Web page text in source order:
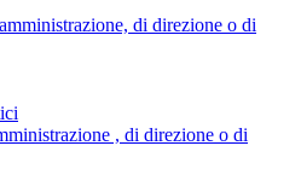
di direzione o di
, di direzione o di